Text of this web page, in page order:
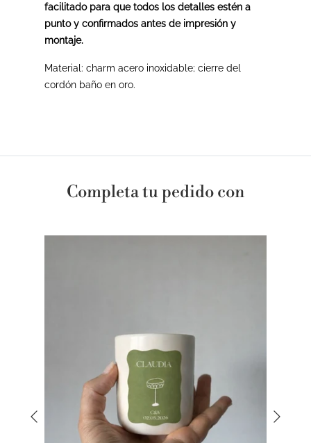
facilitado para que todos los detalles estén a
punto y confirmados antes de impresión y
montaje.
Material: charm acero inoxidable; cierre del
cordón baño en oro.
Completa tu pedido con